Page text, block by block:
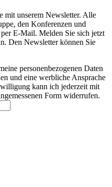
mit unserem Newsletter. Alle
den Konferenzen und
E-Mail. Melden Sie sich jetzt
Den Newsletter können Sie
personenbezogenen Daten
und eine werbliche Ansprache
kann ich jederzeit mit
Form widerrufen.